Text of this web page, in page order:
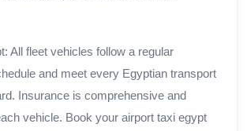
All fleet vehicles follow a regular
and meet every Egyptian transport
Insurance is comprehensive and
vehicle. Book your airport taxi egypt